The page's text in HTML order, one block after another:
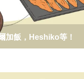
加飯，Heshiko等！